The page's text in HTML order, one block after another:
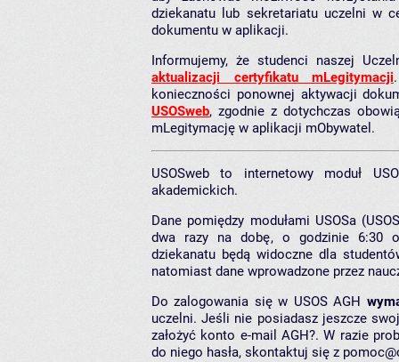
dziekanatu lub sekretariatu uczelni w
dokumentu w aplikacji.
Informujemy, że studenci naszej
aktualizacji certyfikatu mLegitymacji
konieczności ponownej aktywacji
USOSweb, zgodnie z dotychczas
mLegitymację w aplikacji mObywatel.
USOSweb to internetowy moduł
akademickich.
Dane pomiędzy modułami USOSa
dwa razy na dobę, o godzinie 6:30
dziekanatu będą widoczne dla
natomiast dane wprowadzone przez
Do zalogowania się w USOS AGH
uczelni. Jeśli nie posiadasz jeszcze
założyć konto e-mail AGH?. W razie
do niego hasła, skontaktuj się z